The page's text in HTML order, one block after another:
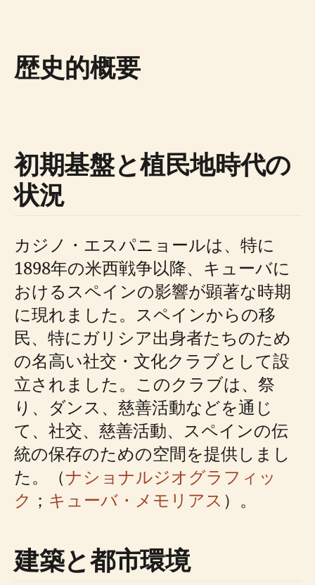
歴史的概要
初期基盤と植民地時代の
状況
カジノ・エスパニョールは、特に
1898年の米西戦争以降、キューバに
おけるスペインの影響が顕著な時期
に現れました。スペインからの移
民、特にガリシア出身者たちのため
の名高い社交・文化クラブとして設
立されました。このクラブは、祭
り、ダンス、慈善活動などを通じ
て、社交、慈善活動、スペインの伝
統の保存のための空間を提供しまし
た。（ナショナルジオグラフィッ
ク ； キューバ・メモリアス ）。
建築と都市環境